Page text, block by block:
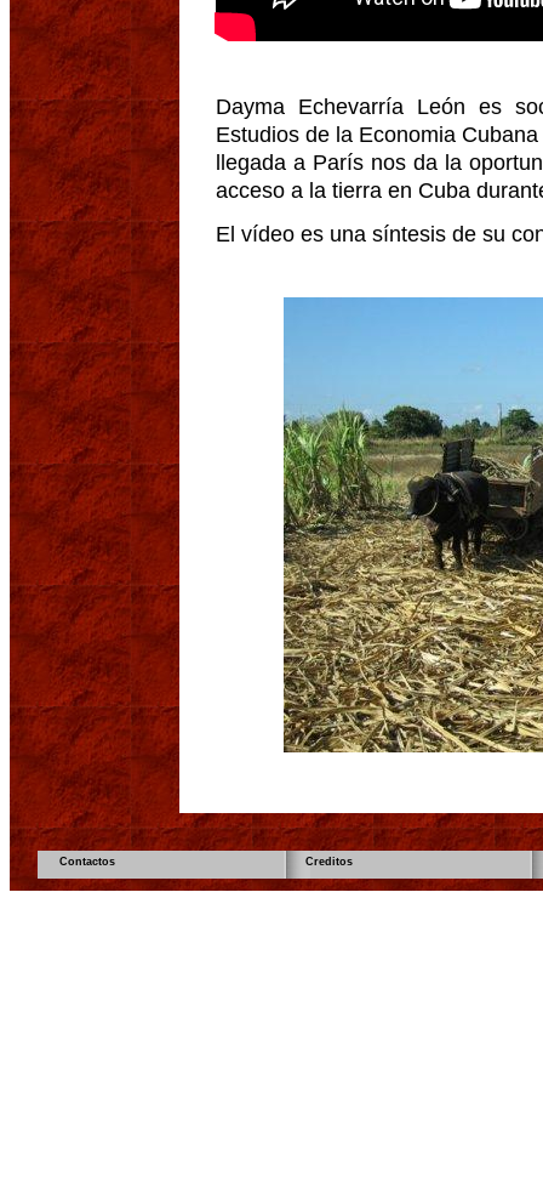
Dayma Echevarría León es
Estudios de la Economia
llegada a París nos da la
acceso a la tierra en Cuba
El vídeo es una síntesis de su
Contactos Creditos